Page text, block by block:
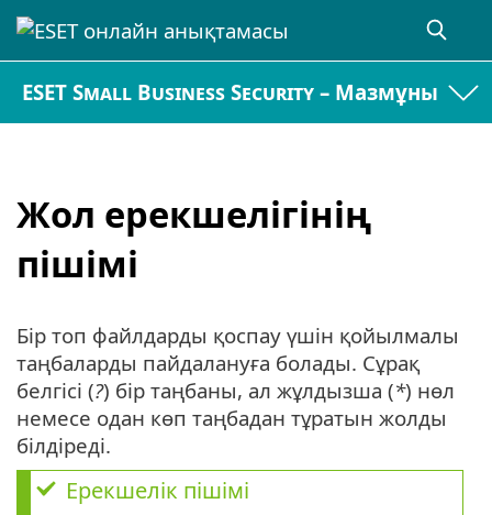
ESET Small Business Security – Мазмұны
Жол ерекшелігінің
пішімі
Бір топ файлдарды қоспау үшін қойылмалы
таңбаларды пайдалануға болады. Сұрақ
белгісі (?) бір таңбаны, ал жұлдызша (*) нөл
немесе одан көп таңбадан тұратын жолды
білдіреді.
Ерекшелік пішімі